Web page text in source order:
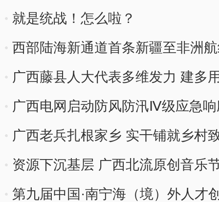
就是统战！怎么啦？
西部陆海新通道首条新疆至非洲
广西藤县人大代表多维发力 建多
广西电网启动防风防汛Ⅳ级应急
广西老兵扎根家乡 实干铺就乡村
资源下沉基层 广西北流原创音乐
第九届中国·南宁海（境）外人才